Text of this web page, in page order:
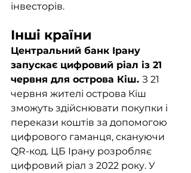
інвесторів.
Інші країни
Центральний банк Ірану
запускає цифровий ріал із 21
червня для острова Кіш. З 21
червня жителі острова Кіш
зможуть здійснювати покупки і
перекази коштів за допомогою
цифрового гаманця, скануючи
QR-код. ЦБ Ірану розробляє
цифровий ріал з 2022 року. У